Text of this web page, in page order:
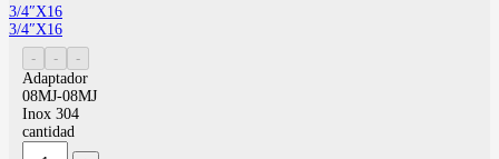
3/4″X16
3/4″X16
Adaptador
08MJ-08MJ
Inox 304
cantidad